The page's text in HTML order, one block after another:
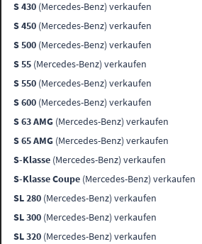
S 430 (Mercedes-Benz) verkaufen
S 450 (Mercedes-Benz) verkaufen
S 500 (Mercedes-Benz) verkaufen
S 55 (Mercedes-Benz) verkaufen
S 550 (Mercedes-Benz) verkaufen
S 600 (Mercedes-Benz) verkaufen
S 63 AMG (Mercedes-Benz) verkaufen
S 65 AMG (Mercedes-Benz) verkaufen
S-Klasse (Mercedes-Benz) verkaufen
S-Klasse Coupe (Mercedes-Benz) verkaufen
SL 280 (Mercedes-Benz) verkaufen
SL 300 (Mercedes-Benz) verkaufen
SL 320 (Mercedes-Benz) verkaufen